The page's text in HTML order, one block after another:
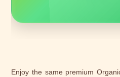
Enjoy the same premium